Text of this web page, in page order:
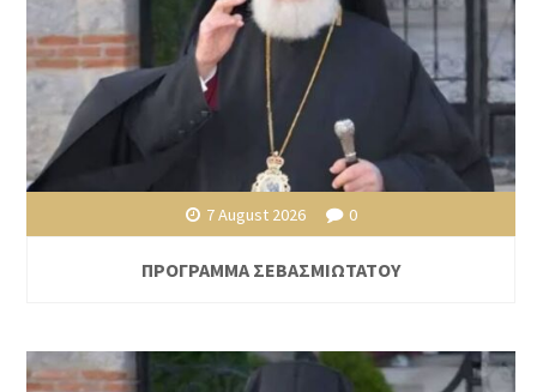
7 August 2026 0
ΠΡΟΓΡΑΜΜΑ ΣΕΒΑΣΜΙΩΤΑΤΟΥ